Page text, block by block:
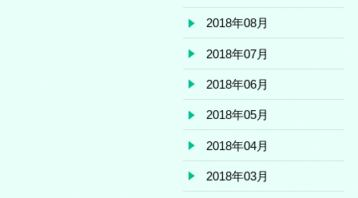
2018年08月
2018年07月
2018年06月
2018年05月
2018年04月
2018年03月